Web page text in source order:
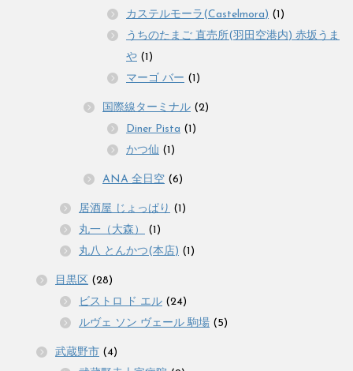
カステルモーラ(Castelmora) (1)
うちのたまご 直売所(羽田空港内) 赤坂うま
や (1)
マーゴ バー (1)
国際線ターミナル (2)
Diner Pista (1)
かつ仙 (1)
ANA 全日空 (6)
居酒屋 じょっぱり (1)
丸一（大森）
(1)
丸八 とんかつ(本店) (1)
目黒区 (28)
ビストロ ド エル (24)
ルヴェ ソン ヴェール 駒場 (5)
武蔵野市 (4)